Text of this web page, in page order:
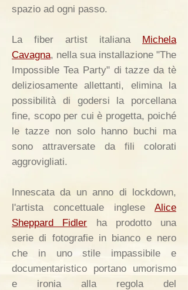
spazio ad ogni passo.
La fiber artist italiana Michela
Cavagna, nella sua installazione "The
Impossible Tea Party" di tazze da tè
deliziosamente allettanti, elimina la
possibilità di godersi la porcellana
fine, scopo per cui è progetta, poiché
le tazze non solo hanno buchi ma
sono attraversate da fili colorati
aggrovigliati.
Innescata da un anno di lockdown,
l'artista concettuale inglese Alice
Sheppard Fidler ha prodotto una
serie di fotografie in bianco e nero
che in uno stile impassibile e
documentaristico portano umorismo
e ironia alla regola del